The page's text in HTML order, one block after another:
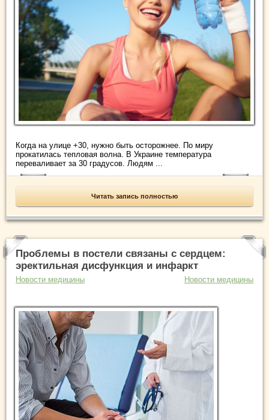
Когда на улице +30, нужно быть осторожнее. По миру
прокатилась тепловая волна. В Украине температура
переваливает за 30 градусов. Людям ...
Читать запись полностью
Проблемы в постели связаны с сердцем:
эректильная дисфункция и инфаркт
Новости медицины Новости медицины